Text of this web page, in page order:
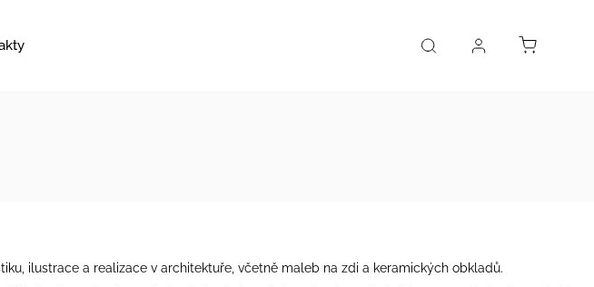
ilustrace a realizace v architektuře, včetně maleb na zdi a keramických obkladů.